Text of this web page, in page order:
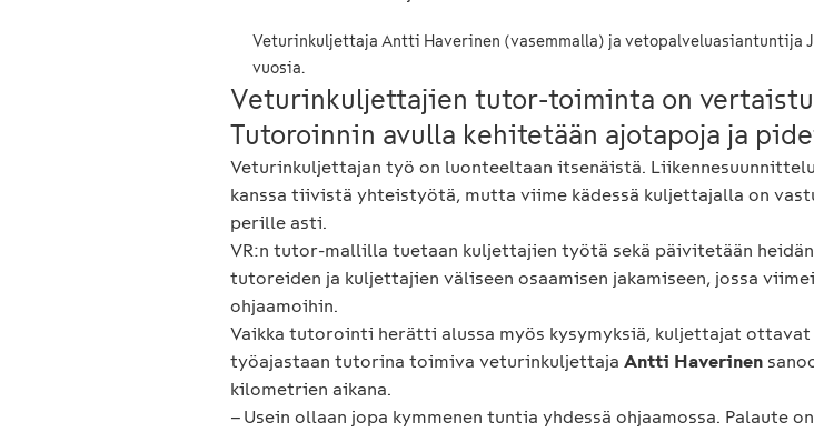
Veturinkuljettaja Antti Haverinen (vasemmalla) ja vetopalveluasiantuntija
vuosia.
Veturinkuljettajien tutor-toiminta on
Tutoroinnin avulla kehitetään ajotapoja ja
Veturinkuljettajan työ on luonteeltaan itsenäistä.
kanssa tiivistä yhteistyötä, mutta viime kädessä kuljettajalla on
perille asti.
VR:n tutor-mallilla tuetaan kuljettajien työtä sekä päivitetään
tutoreiden ja kuljettajien väliseen osaamisen jakamiseen, jossa
ohjaamoihin.
Vaikka tutorointi herätti alussa myös kysymyksiä, kuljettajat
työajastaan tutorina toimiva veturinkuljettaja Antti Haverinen
kilometrien aikana.
– Usein ollaan jopa kymmenen tuntia yhdessä ohjaamossa. Palaute